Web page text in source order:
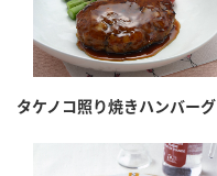
タケノコ照り焼きハンバーグ